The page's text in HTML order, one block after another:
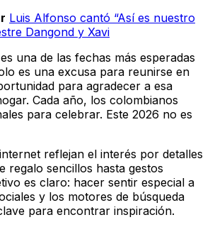
Luis Alfonso cantó “Así es nuestro
Dangond y Xavi
es una de las fechas más esperadas
es una excusa para reunirse en
para agradecer a esa
Cada año, los colombianos
para celebrar. Este 2026 no es
reflejan el interés por detalles
regalo sencillos hasta gestos
es claro: hacer sentir especial a
y los motores de búsqueda
para encontrar inspiración.